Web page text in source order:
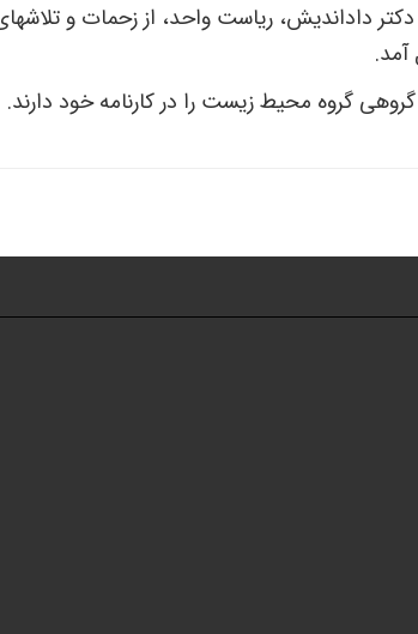
داداندیش، ریاست واحد، از زحمات و
آمد.
گروه محیط زیست را در کارنامه خود دارند.